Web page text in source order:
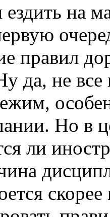
ездить на
правил
да, не
Но в
ли